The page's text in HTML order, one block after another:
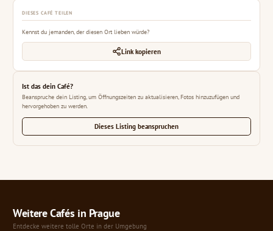
DIESES CAFÉ TEILEN
Kennst du jemanden, der diesen Ort lieben würde?
Link kopieren
Ist das dein Café?
Beanspruche dein Listing, um Öffnungszeiten zu aktualisieren, Fotos hinzuzufügen und
hervorgehoben zu werden.
Dieses Listing beanspruchen
Weitere Cafés in Prague
Entdecke weitere tolle Orte in der Umgebung